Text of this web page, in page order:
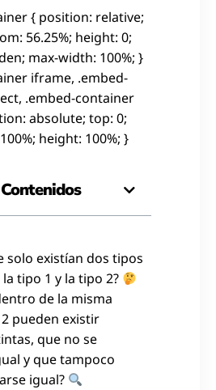
{ position: relative;
56.25%; height: 0;
max-width: 100%; }
iframe, .embed-
.embed-container
absolute; top: 0;
height: 100%; }
solo existían dos tipos
tipo 1 y la tipo 2?
de la misma
pueden existir
que no se
y que tampoco
igual?